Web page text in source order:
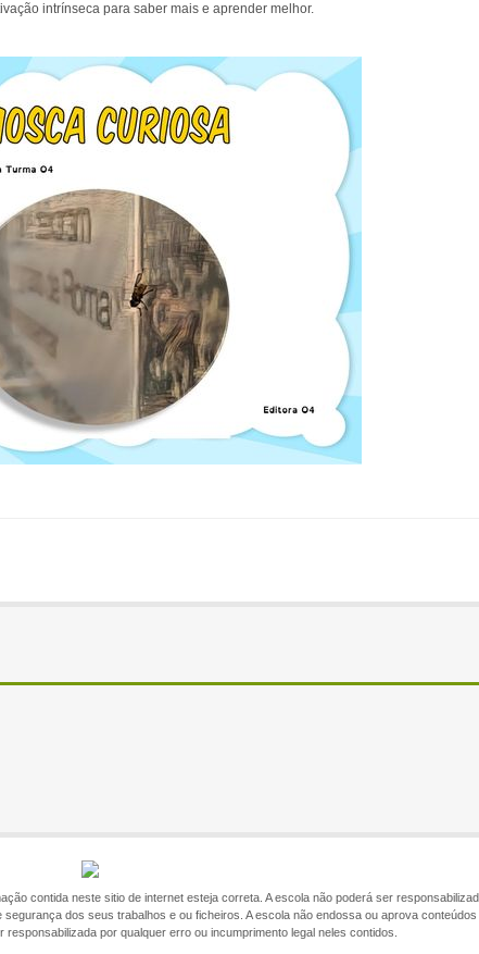
intrínseca para saber mais e aprender melhor.
contida neste sitio de internet esteja correta. A escola não poderá ser
dos seus trabalhos e ou ficheiros. A escola não endossa ou aprova
por qualquer erro ou incumprimento legal neles contidos.